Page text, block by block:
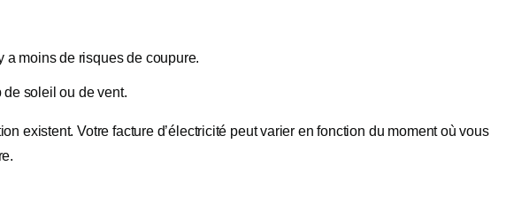
a moins de risques de coupure.
soleil ou de vent.
existent. Votre facture d’électricité peut varier en fonction du moment où vous